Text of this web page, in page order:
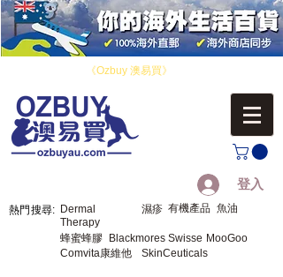
《Ozbuy 澳易買》
登入
熱門搜尋: Dermal
Therapy
濕疹 有機產品 魚油
蜂蜜蜂膠 Blackmores Swisse MooGoo
Comvita康維他
SkinCeuticals